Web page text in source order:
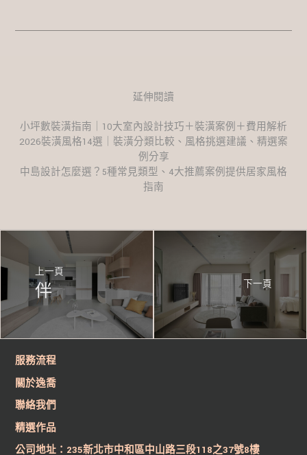
延伸閱讀
小坪數裝潢指南｜10大室內設計技巧＋裝潢案例＋費用解析
2026裝潢風格14選｜裝潢分類比較、風格挑選建議、精選案
例分享
中島設計怎麼選？5種常見類型、4大推薦案例提供居家風格
指南
上一頁
伴 下一頁
服務流程
關於逸喬
聯絡我們
精選作品
公司地址：235新北市中和區中山路三段118之37號8樓